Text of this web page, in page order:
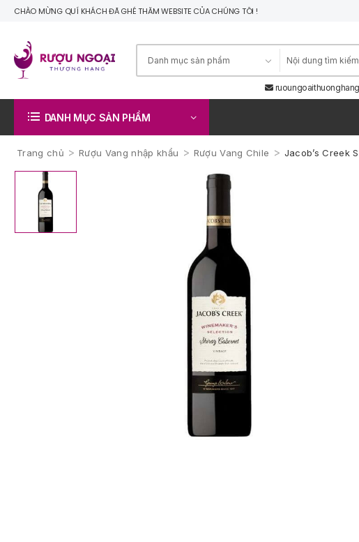
CHÀO MỪNG QUÍ KHÁCH ĐÃ GHÉ THĂM WEBSITE CỦA CHÚNG TÔI !
DANH MỤC SẢN PHẨM
Trang chủ > Rượu Vang nhập khẩu > Rượu Vang Chile > Jacob’s Creek